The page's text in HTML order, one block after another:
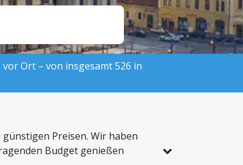
Ort – von insgesamt 526 in
Preisen. Wir haben
Budget genießen